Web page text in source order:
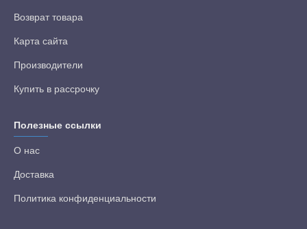
Возврат товара
Карта сайта
Производители
Купить в рассрочку
Полезные ссылки
О нас
Доставка
Политика конфиденциальности